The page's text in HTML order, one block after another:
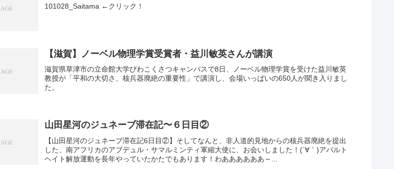
101028_Saitama ←クリック！
【滋賀】ノーベル物理学賞受賞者・益川敏英さんが講演
滋賀県草津市の立命館大学びわこくさつキャンパスで8日、ノーベル物理学賞を受けた益川敏英
教授が「平和の大切さ、核兵器廃絶の重要性」で講演し、会場いっぱいの650人が聞き入りまし
た。
山田星河のジュネーブ滞在記〜６日目②
【山田星河のジュネーブ滞在記6日目②】そしてなんと、非人道的見地からの核兵器廃絶を提出
した、南アフリカのアブデュル・サマルミンティ軍縮大使に、お会いしました！(´∀｀)アパルト
ヘイト解放運動を長年やっていたかたでもあります！わああああああ～...